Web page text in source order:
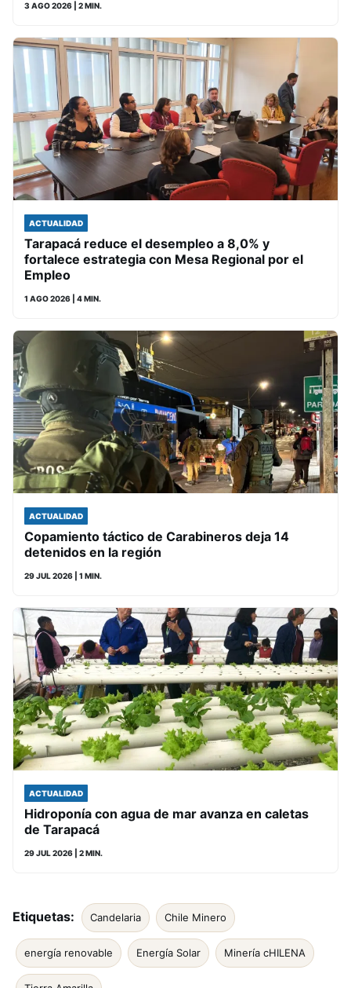
3 AGO 2026 | 2 MIN.
ACTUALIDAD
Tarapacá reduce el desempleo a 8,0% y
fortalece estrategia con Mesa Regional por el
Empleo
1 AGO 2026 | 4 MIN.
ACTUALIDAD
Copamiento táctico de Carabineros deja 14
detenidos en la región
29 JUL 2026 | 1 MIN.
ACTUALIDAD
Hidroponía con agua de mar avanza en caletas
de Tarapacá
29 JUL 2026 | 2 MIN.
Etiquetas: Candelaria Chile Minero
energía renovable Energía Solar Minería cHILENA